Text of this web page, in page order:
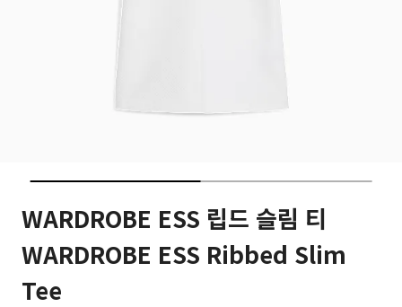
WARDROBE ESS 립드 슬림 티
WARDROBE ESS Ribbed Slim
Tee